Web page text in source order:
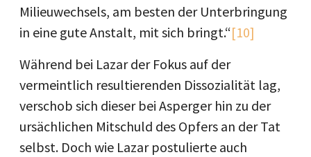
Milieuwechsels, am besten der Unterbringung
in eine gute Anstalt, mit sich bringt.“[10]
Während bei Lazar der Fokus auf der
vermeintlich resultierenden Dissozialität lag,
verschob sich dieser bei Asperger hin zu der
ursächlichen Mitschuld des Opfers an der Tat
selbst. Doch wie Lazar postulierte auch